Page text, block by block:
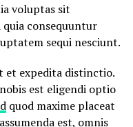
voluptas sit
consequuntur
sequi nesciunt.
et expedita distinctio.
est eligendi optio
quod maxime placeat
est, omnis